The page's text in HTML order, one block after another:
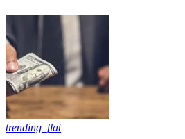
trending_flat